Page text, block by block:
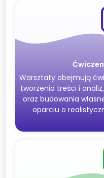
Warsztaty obejmują
tworzenia treści i
oraz budowania
oparciu o